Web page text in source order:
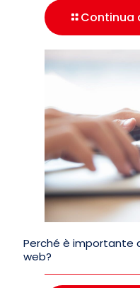
Continua
Perché è importante
web?